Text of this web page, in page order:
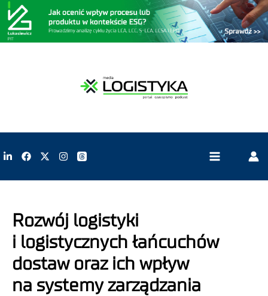
Rozwój logistyki
i logistycznych łańcuchów
dostaw oraz ich wpływ
na systemy zarządzania